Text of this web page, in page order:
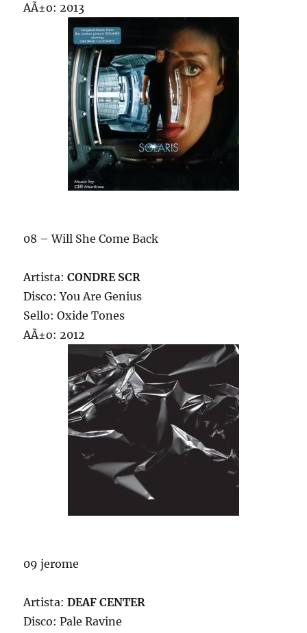
AÃ±o: 2013
08 – Will She Come Back
Artista:CONDRE SCR
Disco: You Are Genius
Sello: Oxide Tones
AÃ±o: 2012
09 jerome
Artista:DEAF CENTER
Disco: Pale Ravine